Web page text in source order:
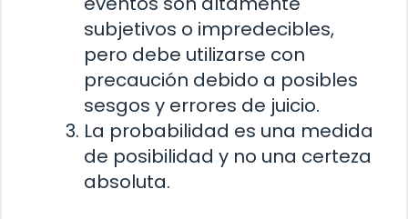
subjetivos o impredecibles,
pero debe utilizarse con
precaución debido a posibles
sesgos y errores de juicio.
La probabilidad es una medida
de posibilidad y no una certeza
absoluta.